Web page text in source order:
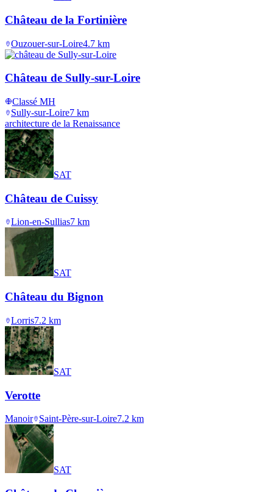
Château de la Fortinière
Ouzouer-sur-Loire4.7 km
Château de Sully-sur-Loire
Classé MH
Sully-sur-Loire7 km
architecture de la Renaissance
SAT
Château de Cuissy
Lion-en-Sullias7 km
SAT
Château du Bignon
Lorris7.2 km
SAT
Verotte
Manoir Saint-Père-sur-Loire7.2 km
SAT